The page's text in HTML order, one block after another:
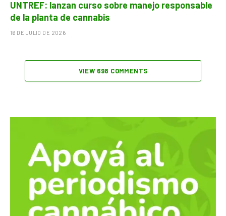
UNTREF: lanzan curso sobre manejo responsable
de la planta de cannabis
16 DE JULIO DE 2026
VIEW 698 COMMENTS